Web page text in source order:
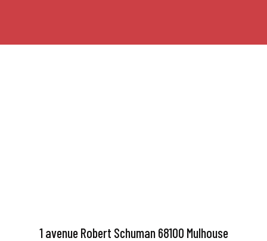
1 avenue Robert Schuman 68100 Mulhouse